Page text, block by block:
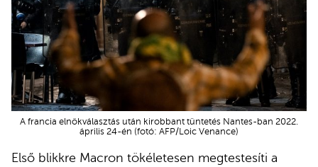
A francia elnökválasztás után kirobbant tüntetés Nantes-ban 2022.
április 24-én (fotó: AFP/Loic Venance)
Első blikkre Macron tökéletesen megtestesíti a